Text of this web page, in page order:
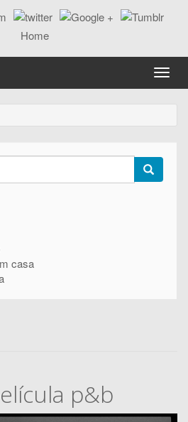
Toggle
casa
p&b